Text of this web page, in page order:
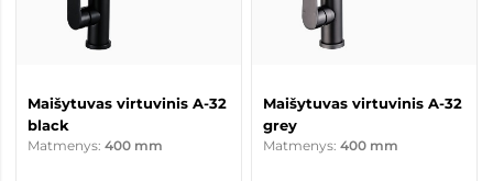
Maišytuvas virtuvinis A-32
black
Matmenys: 400 mm
Maišytuvas virtuvinis A-32
grey
Matmenys: 400 mm